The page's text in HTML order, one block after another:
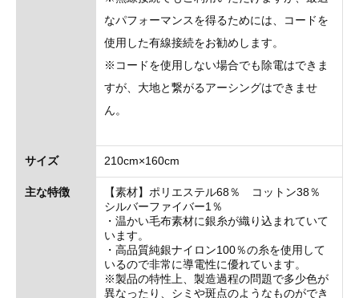
なパフォーマンスを得るためには、コードを
使用した有線接続をお勧めします。
※コードを使用しない場合でも除電はできま
すが、大地と繋がるアーシングはできませ
ん。
サイズ 210cm×160cm
主な特徴
【素材】ポリエステル68％ コットン38％
シルバーファイバー1％
・温かい毛布素材に銀糸が織り込まれていて
います。
・高品質純銀ナイロン100％の糸を使用して
いるので非常に導電性に優れています。
※製品の特性上、製造過程の問題で多少色が
異なったり、シミや斑点のようなものができ